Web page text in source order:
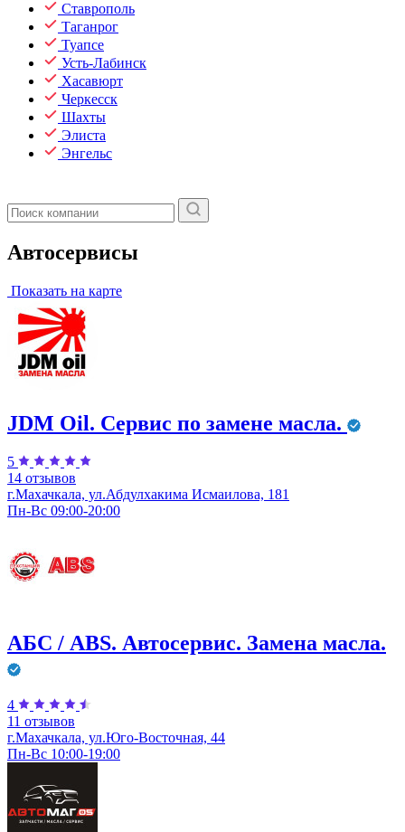
Ставрополь
Таганрог
Туапсе
Усть-Лабинск
Хасавюрт
Черкесск
Шахты
Элиста
Энгельс
Автосервисы
Показать на карте
JDM Оil. Сервис по замене масла.
5
14 отзывов
г.Махачкала, ул.Абдулхакима Исмаилова, 181
Пн-Вс 09:00-20:00
АБС / ABS. Автосервис. Замена масла.
4
11 отзывов
г.Махачкала, ул.Юго-Восточная, 44
Пн-Вс 10:00-19:00